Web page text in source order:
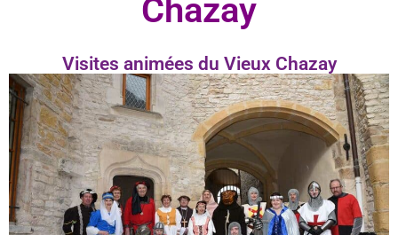
Chazay
Visites animées du Vieux Chazay